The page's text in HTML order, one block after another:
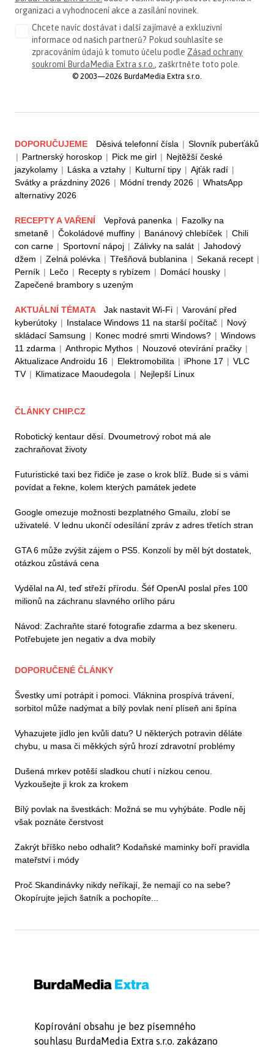
organizaci a vyhodnocení akce a zasílání novinek.
Chcete navíc dostávat i další zajímavé a exkluzivní
informace od našich partnerů? Pokud souhlasíte se
zpracováním údajů k tomuto účelu podle Zásad ochrany
soukromí BurdaMedia Extra s.r.o. , zaškrtněte toto pole.
© 2003—2026 BurdaMedia Extra s.r.o.
DOPORUČUJEME Děsivá telefonní čísla | Slovník puberťáků
| Partnerský horoskop | Pick me girl | Nejtěžší české
jazykolamy | Láska a vztahy | Kulturní tipy | Ajťák radí |
Svátky a prázdniny 2026 | Módní trendy 2026 | WhatsApp
alternativy 2026
RECEPTY A VAŘENÍ Vepřová panenka | Fazolky na
smetaně | Čokoládové muffiny | Banánový chlebíček | Chili
con carne | Sportovní nápoj | Zálivky na salát | Jahodový
džem | Zelná polévka | Třešňová bublanina | Sekaná recept |
Perník | Lečo | Recepty s rybízem | Domácí housky |
Zapečené brambory s uzeným
AKTUÁLNÍ TÉMATA Jak nastavit Wi-Fi | Varování před
kyberútoky | Instalace Windows 11 na starší počítač | Nový
skládací Samsung | Konec modré smrti Windows? | Windows
11 zdarma | Anthropic Mythos | Nouzové otevírání pračky |
Aktualizace Androidu 16 | Elektromobilita | iPhone 17 | VLC
TV | Klimatizace Maoudegola | Nejlepší Linux
ČLÁNKY CHIP.CZ
Robotický kentaur děsí. Dvoumetrový robot má ale
zachraňovat životy
Futuristické taxi bez řidiče je zase o krok blíž. Bude si s vámi
povídat a řekne, kolem kterých památek jedete
Google omezuje možnosti bezplatného Gmailu, zlobí se
uživatelé. V lednu ukončí odesílání zpráv z adres třetích stran
GTA 6 může zvýšit zájem o PS5. Konzolí by měl být dostatek,
otázkou zůstává cena
Vydělal na AI, teď střeží přírodu. Šéf OpenAI poslal přes 100
milionů na záchranu slavného orlího páru
Návod: Zachraňte staré fotografie zdarma a bez skeneru.
Potřebujete jen negativ a dva mobily
DOPORUČENÉ ČLÁNKY
Švestky umí potrápit i pomoci. Vláknina prospívá trávení,
sorbitol může nadýmat a bílý povlak není plíseň ani špína
Vyhazujete jídlo jen kvůli datu? U některých potravin děláte
chybu, u masa či měkkých sýrů hrozí zdravotní problémy
Dušená mrkev potěší sladkou chutí i nízkou cenou.
Vyzkoušejte ji krok za krokem
Bílý povlak na švestkách: Možná se mu vyhýbáte. Podle něj
však poznáte čerstvost
Zakrýt bříško nebo odhalit? Kodaňské maminky boří pravidla
mateřství i módy
Proč Skandinávky nikdy neříkají, že nemají co na sebe?
Okopírujte jejich šatník a pochopíte...
Kopírování obsahu je bez písemného
souhlasu BurdaMedia Extra s.r.o. zakázano